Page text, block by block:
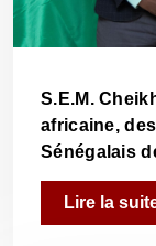
S.E.M.
africaine,
Sénégalais
Mpyisi,
pour le
Lire la